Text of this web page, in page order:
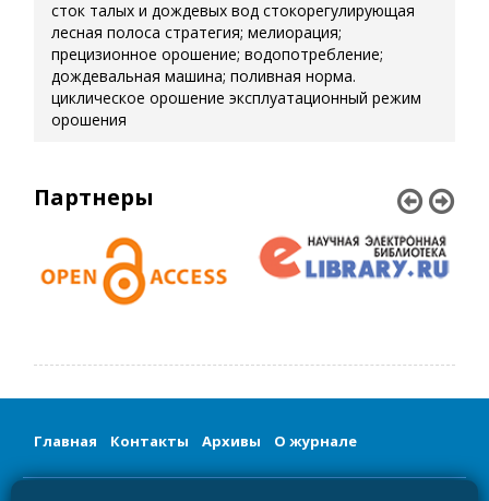
сток талых и дождевых вод стокорегулирующая
лесная полоса стратегия; мелиорация;
прецизионное орошение; водопотребление;
дождевальная машина; поливная норма.
циклическое орошение эксплуатационный режим
орошения
Партнеры
Главная Контакты Архивы О журнале